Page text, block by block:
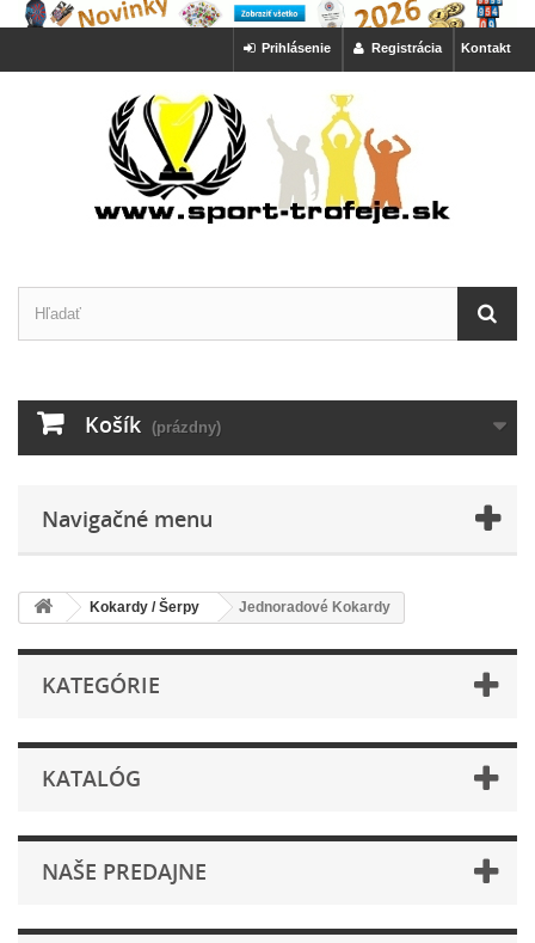
Kontakt
Registrácia
Prihlásenie
Košík (prázdny)
Navigačné menu
Kokardy / Šerpy Jednoradové Kokardy
KATEGÓRIE
KATALÓG
NAŠE PREDAJNE